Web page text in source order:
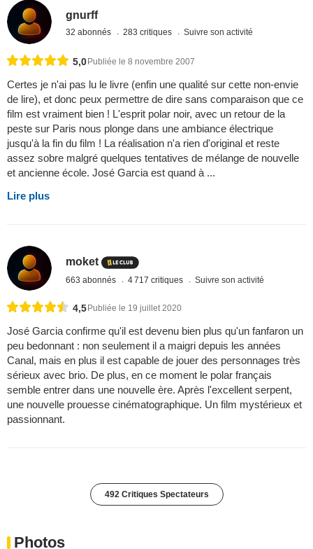
gnurff
32 abonnés 283 critiques Suivre son activité
5,0 Publiée le 8 novembre 2007
Certes je n'ai pas lu le livre (enfin une qualité sur cette non-envie
de lire), et donc peux permettre de dire sans comparaison que ce
film est vraiment bien ! L'esprit polar noir, avec un retour de la
peste sur Paris nous plonge dans une ambiance électrique
jusqu'à la fin du film ! La réalisation n'a rien d'original et reste
assez sobre malgré quelques tentatives de mélange de nouvelle
et ancienne école. José Garcia est quand à ...
Lire plus
moket
663 abonnés 4 717 critiques Suivre son activité
4,5 Publiée le 19 juillet 2020
José Garcia confirme qu'il est devenu bien plus qu'un fanfaron un
peu bedonnant : non seulement il a maigri depuis les années
Canal, mais en plus il est capable de jouer des personnages très
sérieux avec brio. De plus, en ce moment le polar français
semble entrer dans une nouvelle ère. Après l'excellent serpent,
une nouvelle prouesse cinématographique. Un film mystérieux et
passionnant.
492 Critiques Spectateurs
Photos